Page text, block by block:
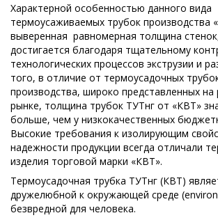
Характерной особенностью данного вида
термоусаживаемых трубок производства
выверенная равномерная толщина
достигается благодаря тщательному
технологических процессов экструзии и
того, в отличие от термоусадочных
производства, широко представленных на
рынке, толщина трубок ТУТнг от «КВТ»
больше, чем у низкокачественных
Высокие требования к изолирующим
надежности продукции всегда отличали
изделия торговой марки «КВТ».
Термоусадочная трубка ТУТнг (КВТ)
дружелюбной к окружающей среде
безвредной для человека.